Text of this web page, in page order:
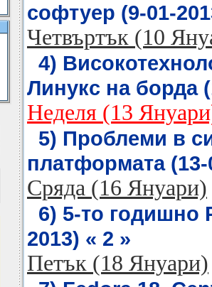
софтуер (9-01-
Четвъртък (10
4)
Линукс на борда
Неделя (13
5) Проблеми в
платформата (13-
Сряда (16 Януари)
6) 5-то годишно
2013) « 2 »
Петък (18 Януари)